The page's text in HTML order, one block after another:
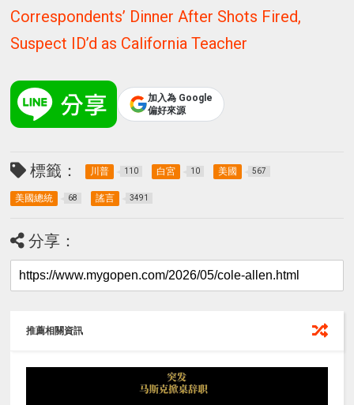
Correspondents’ Dinner After Shots Fired,
Suspect ID’d as California Teacher
加入為 Google
偏好來源
標籤： 川普 110 白宮 10 美國 567
美國總統 68 謠言 3491
分享：
推薦相關資訊